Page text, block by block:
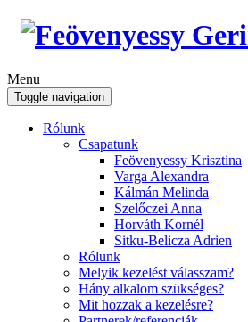
Menu
Toggle navigation
Rólunk
Csapatunk
Feövenyessy Krisztina
Varga Alexandra
Kálmán Melinda
Szelőczei Anna
Horváth Kornél
Sitku-Belicza Adrien
Rólunk
Melyik kezelést válasszam?
Hány alkalom szükséges?
Mit hozzak a kezelésre?